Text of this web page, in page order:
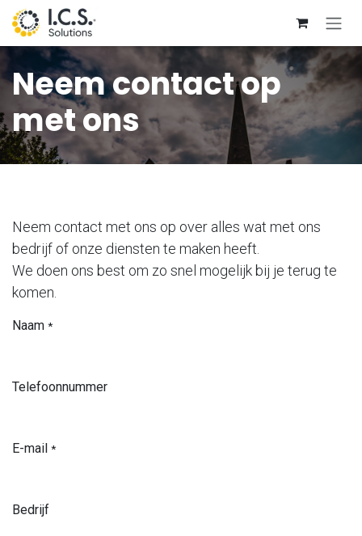
Overslaan naar inhoud
Neem contact op
met ons
Neem contact met ons op over alles wat met ons
bedrijf of onze diensten te maken heeft.
We doen ons best om zo snel mogelijk bij je terug te
komen.
Naam *
Telefoonnummer
E-mail *
Bedrijf